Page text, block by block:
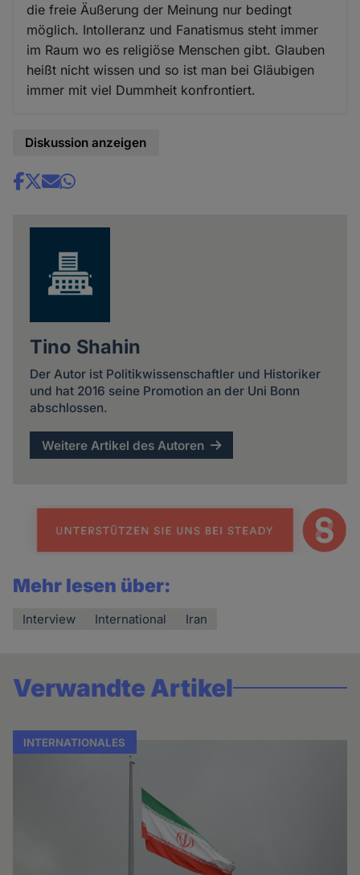
die freie Äußerung der Meinung nur bedingt
möglich. Intolleranz und Fanatismus steht immer
im Raum wo es religiöse Menschen gibt. Glauben
heißt nicht wissen und so ist man bei Gläubigen
immer mit viel Dummheit konfrontiert.
Diskussion anzeigen
Share
Tino Shahin
Der Autor ist Politikwissenschaftler und Historiker
und hat 2016 seine Promotion an der Uni Bonn
abschlossen.
Weitere Artikel des Autoren
Mehr lesen über:
Interview International Iran
Verwandte Artikel
INTERNATIONALES